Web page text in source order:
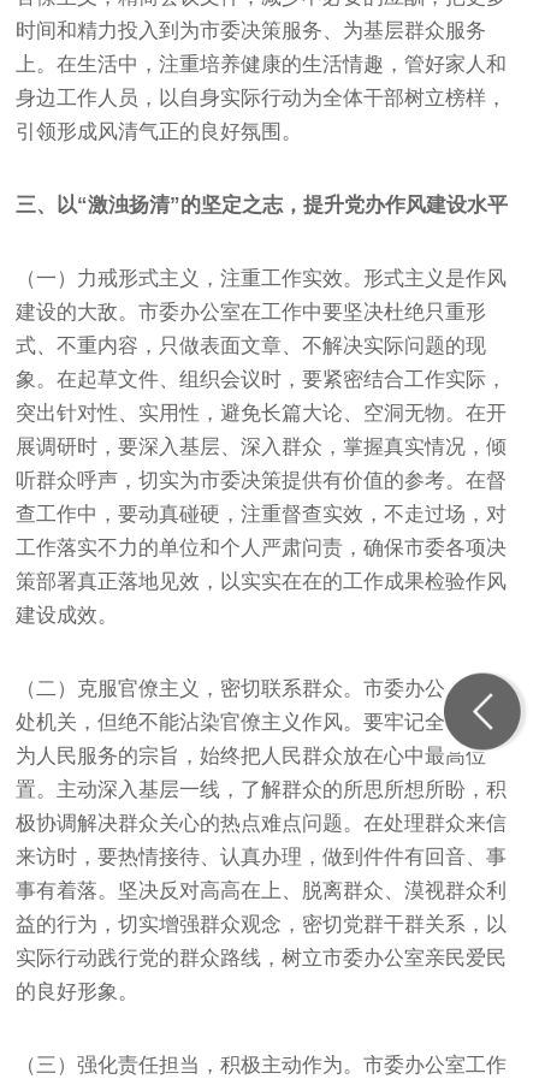
时间和精力投入到为市委决策服务、为基层群众服务
上。在生活中，注重培养健康的生活情趣，管好家人和
身边工作人员，以自身实际行动为全体干部树立榜样，
引领形成风清气正的良好氛围。
三、以“激浊扬清”的坚定之志，提升党办作风建设水平
（一）力戒形式主义，注重工作实效。形式主义是作风
建设的大敌。市委办公室在工作中要坚决杜绝只重形
式、不重内容，只做表面文章、不解决实际问题的现
象。在起草文件、组织会议时，要紧密结合工作实际，
突出针对性、实用性，避免长篇大论、空洞无物。在开
展调研时，要深入基层、深入群众，掌握真实情况，倾
听群众呼声，切实为市委决策提供有价值的参考。在督
查工作中，要动真碰硬，注重督查实效，不走过场，对
工作落实不力的单位和个人严肃问责，确保市委各项决
策部署真正落地见效，以实实在在的工作成果检验作风
建设成效。
（二）克服官僚主义，密切联系群众。市委办公室虽身
处机关，但绝不能沾染官僚主义作风。要牢记全心全意
为人民服务的宗旨，始终把人民群众放在心中最高位
置。主动深入基层一线，了解群众的所思所想所盼，积
极协调解决群众关心的热点难点问题。在处理群众来信
来访时，要热情接待、认真办理，做到件件有回音、事
事有着落。坚决反对高高在上、脱离群众、漠视群众利
益的行为，切实增强群众观念，密切党群干群关系，以
实际行动践行党的群众路线，树立市委办公室亲民爱民
的良好形象。
（三）强化责任担当，积极主动作为。市委办公室工作